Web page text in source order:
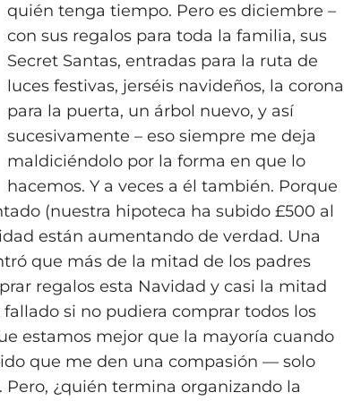
quién tenga tiempo. Pero es diciembre –
con sus regalos para toda la familia, sus
Secret Santas, entradas para la ruta de
luces festivas, jerséis navideños, la corona
para la puerta, un árbol nuevo, y así
sucesivamente – eso siempre me deja
maldiciéndolo por la forma en que lo
hacemos. Y a veces a él también. Porque
(nuestra hipoteca ha subido £500 al
están aumentando de verdad. Una
que más de la mitad de los padres
regalos esta Navidad y casi la mitad
si no pudiera comprar todos los
estamos mejor que la mayoría cuando
que me den una compasión — solo
¿quién termina organizando la